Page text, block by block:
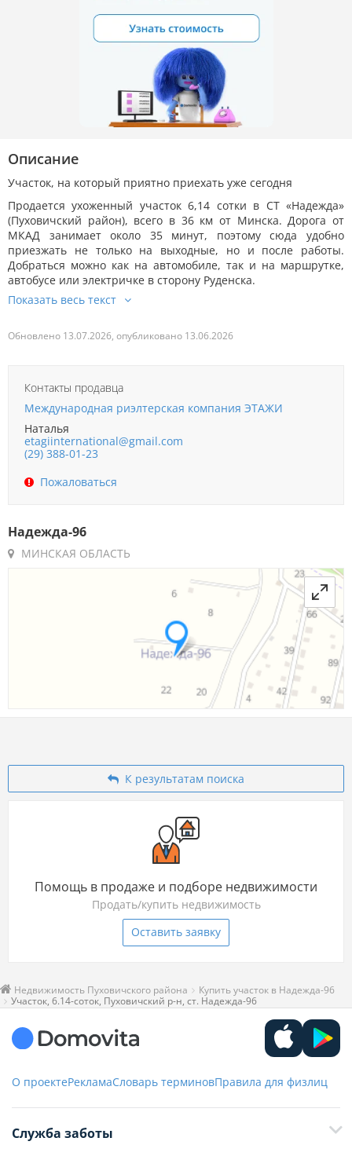
Описание
Участок, на который приятно приехать уже сегодня
Продается ухоженный участок 6,14 сотки в СТ «Надежда»
(Пуховичский район), всего в 36 км от Минска. Дорога от
МКАД занимает около 35 минут, поэтому сюда удобно
приезжать не только на выходные, но и после работы.
Добраться можно как на автомобиле, так и на маршрутке,
автобусе или электричке в сторону Руденска.
Обновлено 13.07.2026, опубликовано 13.06.2026
Контакты продавца
Международная риэлтерская компания ЭТАЖИ
Наталья
etagiinternational@gmail.com
(29) 388-01-23
Пожаловаться
Надежда-96
МИНСКАЯ ОБЛАСТЬ
К результатам поиска
Помощь в продаже и подборе недвижимости
Продать/купить недвижимость
Оставить заявку
Недвижимость Пуховичского района
Купить участок в Надежда-96
Участок, 6.14-соток, Пуховичский р-н, ст. Надежда-96
О проектеРекламаСловарь терминовПравила для физлиц
Служба заботы